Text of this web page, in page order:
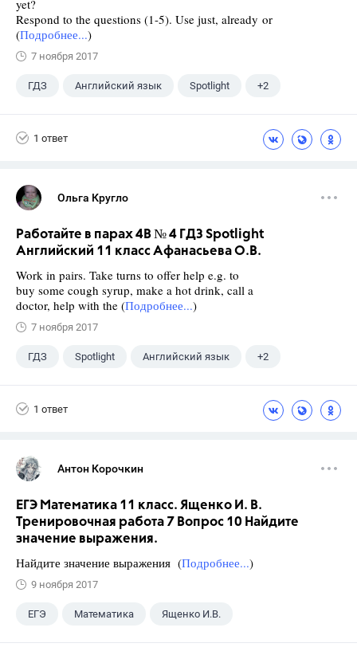
yet?
Respond to the questions (1-5). Use just, already or
(Подробнее...)
7 ноября 2017
ГДЗ Английский язык Spotlight +2
1 ответ
Ольга Кругло
Работайте в парах 4B № 4 ГДЗ Spotlight
Английский 11 класс Афанасьева О.В.
Work in pairs. Take turns to offer help e.g. to
buy some cough syrup, make a hot drink, call a
doctor, help with the (Подробнее...)
7 ноября 2017
ГДЗ Spotlight Английский язык +2
1 ответ
Антон Корочкин
ЕГЭ Математика 11 класс. Ященко И. В.
Тренировочная работа 7 Вопрос 10 Найдите
значение выражения.
Найдите значение выражения (Подробнее...)
9 ноября 2017
ЕГЭ Математика Ященко И.В.